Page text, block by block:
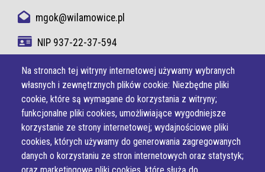
Na stronach tej witryny internetowej używamy wybranych
własnych i zewnętrznych plików cookie: Niezbędne pliki
cookie, które są wymagane do korzystania z witryny;
funkcjonalne pliki cookies, umożliwiające wygodniejsze
korzystanie ze strony internetowej; wydajnościowe pliki
cookies, których używamy do generowania zagregowanych
danych o korzystaniu ze stron internetowych oraz statystyk;
mgok@wilamowice.pl
NIP 937-22-37-594